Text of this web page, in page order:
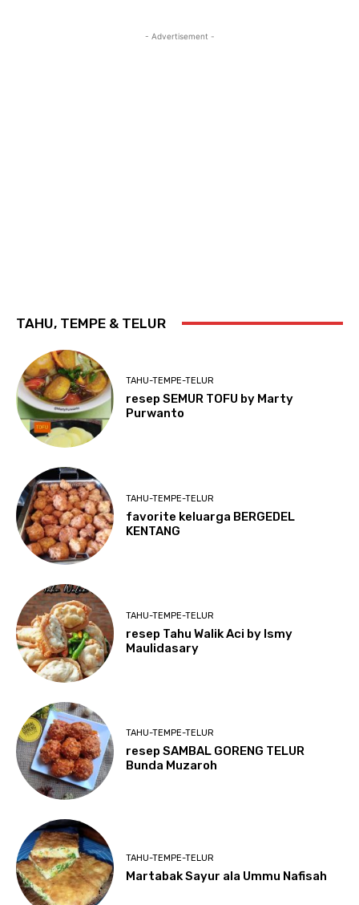
- Advertisement -
TAHU, TEMPE & TELUR
TAHU-TEMPE-TELUR
resep SEMUR TOFU by Marty
Purwanto
TAHU-TEMPE-TELUR
favorite keluarga BERGEDEL
KENTANG
TAHU-TEMPE-TELUR
resep Tahu Walik Aci by Ismy
Maulidasary
TAHU-TEMPE-TELUR
resep SAMBAL GORENG TELUR
Bunda Muzaroh
TAHU-TEMPE-TELUR
Martabak Sayur ala Ummu Nafisah